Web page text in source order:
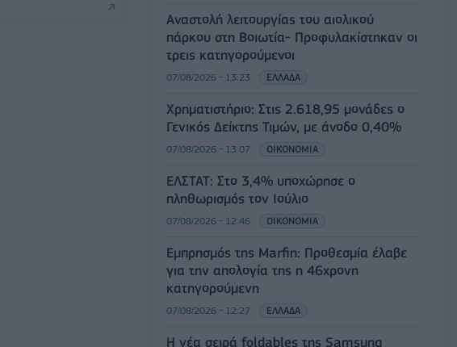
Αναστολή λειτουργίας του αιολικού
πάρκου στη Βοιωτία- Προφυλακίστηκαν οι
τρεις κατηγορούμενοι
07/08/2026 - 13:23 ΕΛΛΑΔΑ
Χρηματιστήριο: Στις 2.618,95 μονάδες ο
Γενικός Δείκτης Τιμών, με άνοδο 0,40%
07/08/2026 - 13:07 ΟΙΚΟΝΟΜΙΑ
ΕΛΣΤΑΤ: Στο 3,4% υποχώρησε ο
πληθωρισμός τον Ιούλιο
07/08/2026 - 12:46 ΟΙΚΟΝΟΜΙΑ
Εμπρησμός της Marfin: Προθεσμία έλαβε
για την απολογία της η 46χρονη
κατηγορούμενη
07/08/2026 - 12:27 ΕΛΛΑΔΑ
Η νέα σειρά foldables της Samsung